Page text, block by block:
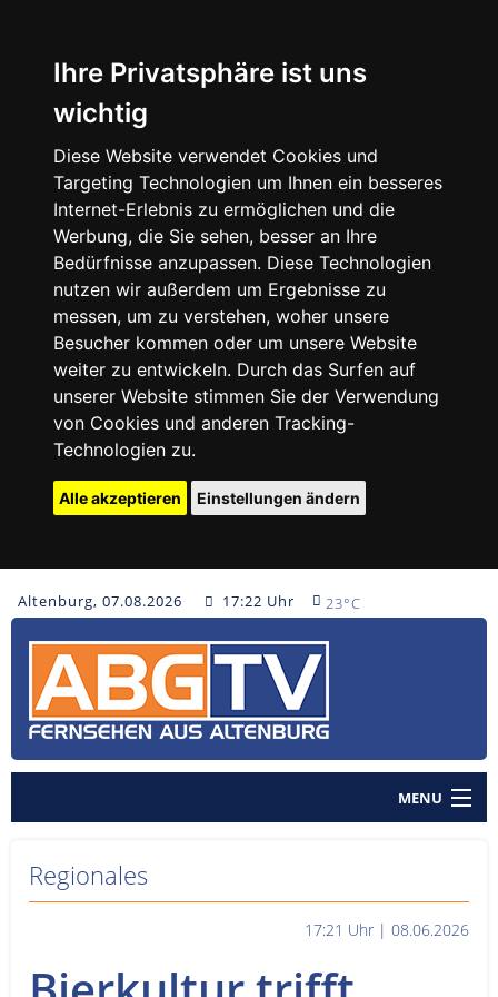
Ihre Privatsphäre ist uns
wichtig
Diese Website verwendet Cookies und
Targeting Technologien um Ihnen ein besseres
Internet-Erlebnis zu ermöglichen und die
Werbung, die Sie sehen, besser an Ihre
Bedürfnisse anzupassen. Diese Technologien
nutzen wir außerdem um Ergebnisse zu
messen, um zu verstehen, woher unsere
Besucher kommen oder um unsere Website
weiter zu entwickeln. Durch das Surfen auf
unserer Website stimmen Sie der Verwendung
von Cookies und anderen Tracking-
Technologien zu.
Alle akzeptieren Einstellungen ändern
Altenburg, 07.08.2026 17:22 Uhr 23°C
MENU
Nachrichten
Sendungen
Regionales
17:21 Uhr | 08.06.2026